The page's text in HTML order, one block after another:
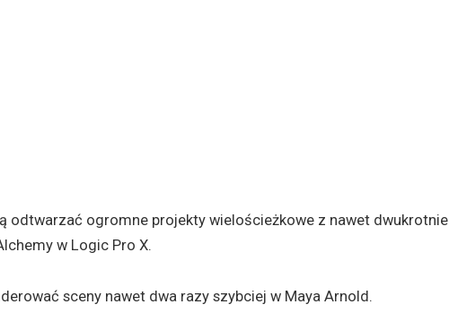
odtwarzać ogromne projekty wielościeżkowe z nawet dwukrotnie
w Logic Pro X.
sceny nawet dwa razy szybciej w Maya Arnold.